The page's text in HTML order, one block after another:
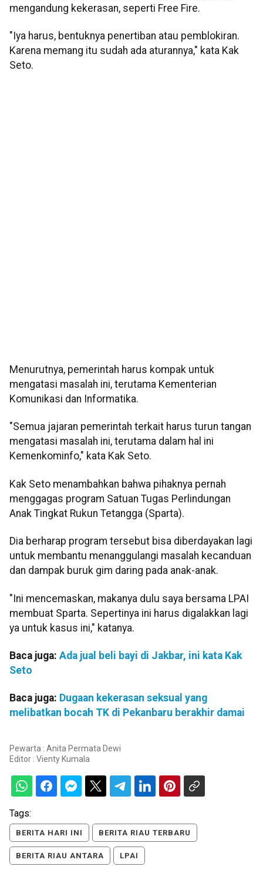
mengandung kekerasan, seperti Free Fire.
"Iya harus, bentuknya penertiban atau pemblokiran.
Karena memang itu sudah ada aturannya," kata Kak
Seto.
Menurutnya, pemerintah harus kompak untuk
mengatasi masalah ini, terutama Kementerian
Komunikasi dan Informatika.
"Semua jajaran pemerintah terkait harus turun tangan
mengatasi masalah ini, terutama dalam hal ini
Kemenkominfo," kata Kak Seto.
Kak Seto menambahkan bahwa pihaknya pernah
menggagas program Satuan Tugas Perlindungan
Anak Tingkat Rukun Tetangga (Sparta).
Dia berharap program tersebut bisa diberdayakan lagi
untuk membantu menanggulangi masalah kecanduan
dan dampak buruk gim daring pada anak-anak.
"Ini mencemaskan, makanya dulu saya bersama LPAI
membuat Sparta. Sepertinya ini harus digalakkan lagi
ya untuk kasus ini," katanya.
Baca juga: Ada jual beli bayi di Jakbar, ini kata Kak
Seto
Baca juga: Dugaan kekerasan seksual yang
melibatkan bocah TK di Pekanbaru berakhir damai
Pewarta : Anita Permata Dewi
Editor : Vienty Kumala
Tags:
BERITA HARI INI BERITA RIAU TERBARU
BERITA RIAU ANTARA LPAI